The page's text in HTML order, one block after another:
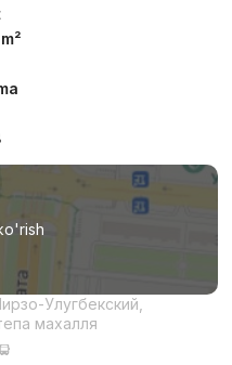
Premium
Улугбекский,
махалля